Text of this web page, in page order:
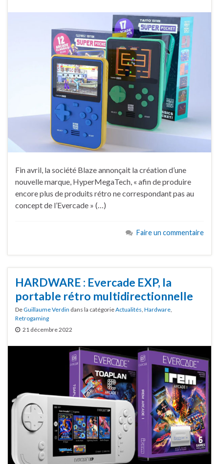
Fin avril, la société Blaze annonçait la création d’une
nouvelle marque, HyperMegaTech, « afin de produire
encore plus de produits rétro ne correspondant pas au
concept de l’Evercade » (…)
Faire un commentaire
HARDWARE : Evercade EXP, la
portable rétro multidirectionnelle
DeGuillaume Verdin dans la catégorieActualités Hardware
Retrogaming
21 décembre 2022